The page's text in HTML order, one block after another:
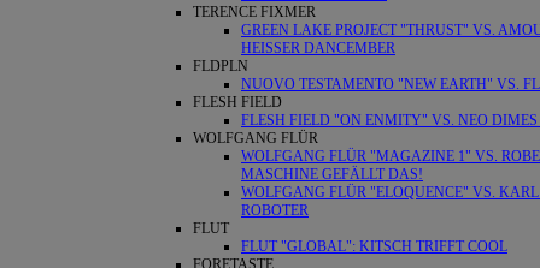
TERENCE FIXMER
GREEN LAKE PROJECT "THRUST" VS.
HEISSER DANCEMBER
FLDPLN
NUOVO TESTAMENTO "NEW EARTH" VS.
FLESH FIELD
FLESH FIELD "ON ENMITY" VS. NEO
WOLFGANG FLÜR
WOLFGANG FLÜR "MAGAZINE 1" VS.
MASCHINE GEFÄLLT DAS!
WOLFGANG FLÜR "ELOQUENCE" VS.
ROBOTER
FLUT
FLUT "GLOBAL": KITSCH TRIFFT COOL
FORETASTE